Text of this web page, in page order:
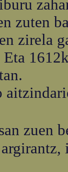
zuten
zirela
zuen